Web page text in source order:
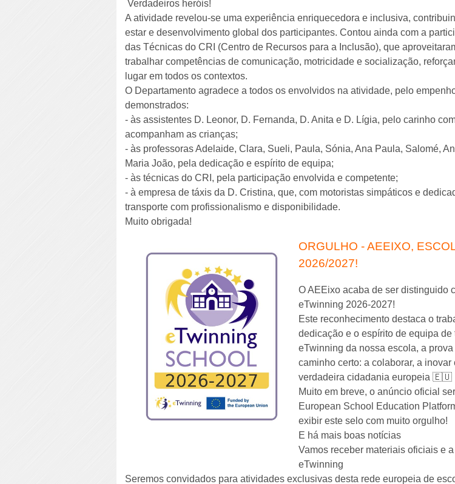
Verdadeiros heróis!
A atividade revelou-se uma experiência enriquecedora e inclusiva,
estar e desenvolvimento global dos participantes. Contou ainda com a
das Técnicas do CRI (Centro de Recursos para a Inclusão), que
trabalhar competências de comunicação, motricidade e socialização,
lugar em todos os contextos.
O Departamento agradece a todos os envolvidos na atividade, pelo
demonstrados:
- às assistentes D. Leonor, D. Fernanda, D. Anita e D. Lígia, pelo carinho
acompanham as crianças;
- às professoras Adelaide, Clara, Sueli, Paula, Sónia, Ana Paula, Salomé,
Maria João, pela dedicação e espírito de equipa;
- às técnicas do CRI, pela participação envolvida e competente;
- à empresa de táxis da D. Cristina, que, com motoristas simpáticos e
transporte com profissionalismo e disponibilidade.
Muito obrigada!
ORGULHO - AEEIXO,
2026/2027!
O AEEixo acaba de ser distinguido
eTwinning 2026-2027!
Este reconhecimento destaca o
dedicação e o espírito de equipa
eTwinning da nossa escola, a
caminho certo: a colaborar, a inovar
verdadeira cidadania europeia 🇪🇺
Muito em breve, o anúncio oficial
European School Education
exibir este selo com muito orgulho!
E há mais boas notícias
Vamos receber materiais oficiais e
eTwinning
Seremos convidados para atividades exclusivas desta rede europeia de